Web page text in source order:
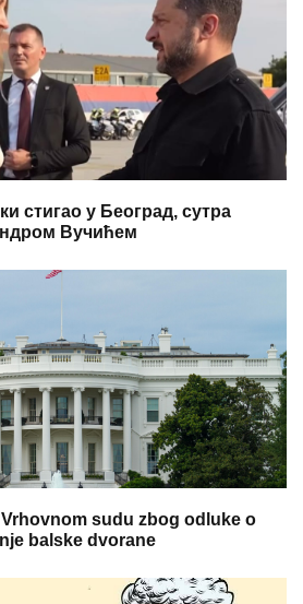
стигао у Београд, сутра
Вучићем
sudu zbog odluke o
balske dvorane